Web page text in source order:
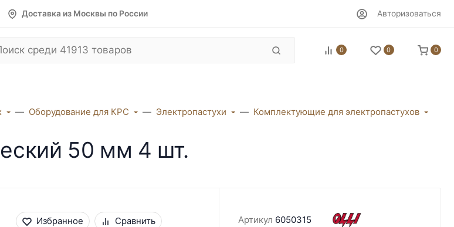
Доставка из Москвы по России Авторизоваться
0 0 0
Оборудование для КРС Электропастухи
Комплектующие для электропастухов
50 мм 4 шт.
Избранное Сравнить Артикул 6050315